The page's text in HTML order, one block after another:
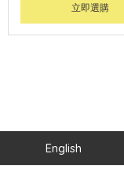
立即選購
English